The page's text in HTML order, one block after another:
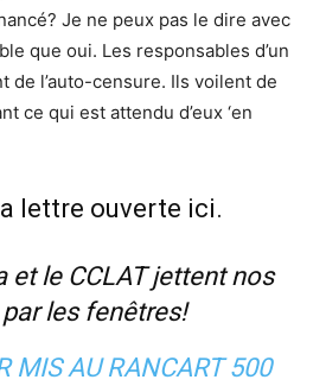
Je ne peux pas le dire avec
que oui. Les responsables d’un
de l’auto-censure. Ils voilent de
ce qui est attendu d’eux ‘en
lettre ouverte ici.
et le CCLAT jettent nos
les fenêtres!
MIS AU RANCART 500